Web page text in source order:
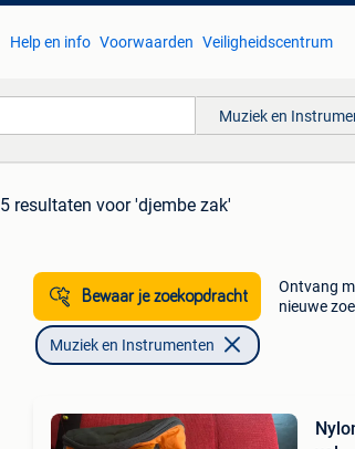
Help en info Voorwaarden Veiligheidscentrum
Muziek en
5 resultaten voor 'djembe zak'
Bewaar je zoekopdracht
Ontvang
nieuwe
Muziek en Instrumenten